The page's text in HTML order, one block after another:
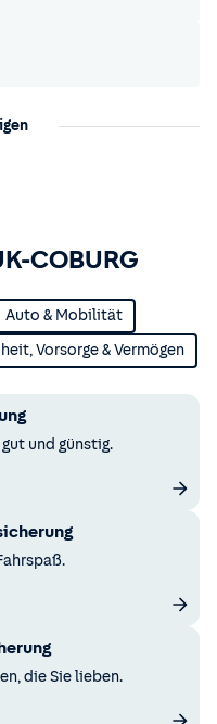
COBURG
Auto & Mobilität
Vorsorge & Vermögen
und günstig.
die Sie lieben.